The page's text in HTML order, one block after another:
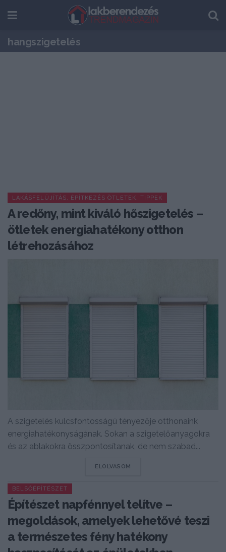
hangszigetelés
LAKÁSFELÚJÍTÁS, ÉPÍTKEZÉS ÖTLETEK, TIPPEK
A redőny, mint kiváló hőszigetelés –
ötletek energiahatékony otthon
létrehozásához
A szigetelés kulcsfontosságú tényezője otthonaink
energiahatékonyságának. Sokan a szigetelőanyagokra
és az ablakokra összpontosítanak, de nem szabad...
ELOLVASOM
BELSŐÉPÍTÉSZET
Építészet napfénnyel telítve –
megoldások, amelyek lehetővé teszi
a természetes fény hatékony